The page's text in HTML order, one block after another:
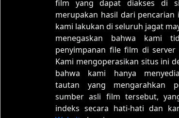
film yang dapat diakses di
merupakan hasil dari pencarian
kami lakukan di seluruh jagat
menegaskan bahwa kami
penyimpanan file film di server
Kami mengoperasikan situs ini
bahwa kami hanya
tautan yang mengarahkan
sumber asli film tersebut,
indeks secara hati-hati dan